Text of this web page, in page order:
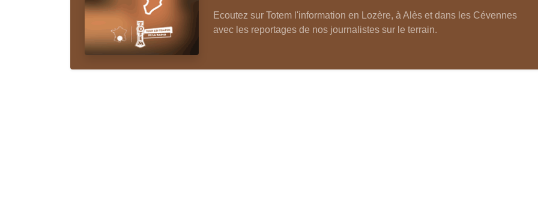
Ecoutez sur Totem l'information en Lozère, à Alès et dans les Cévennes
avec les reportages de nos journalistes sur le terrain.